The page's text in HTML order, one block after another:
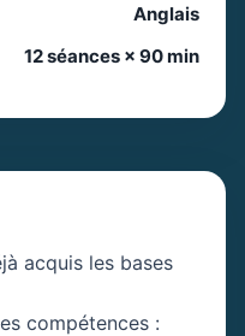
Anglais
12 séances × 90 min
acquis les bases
compétences :